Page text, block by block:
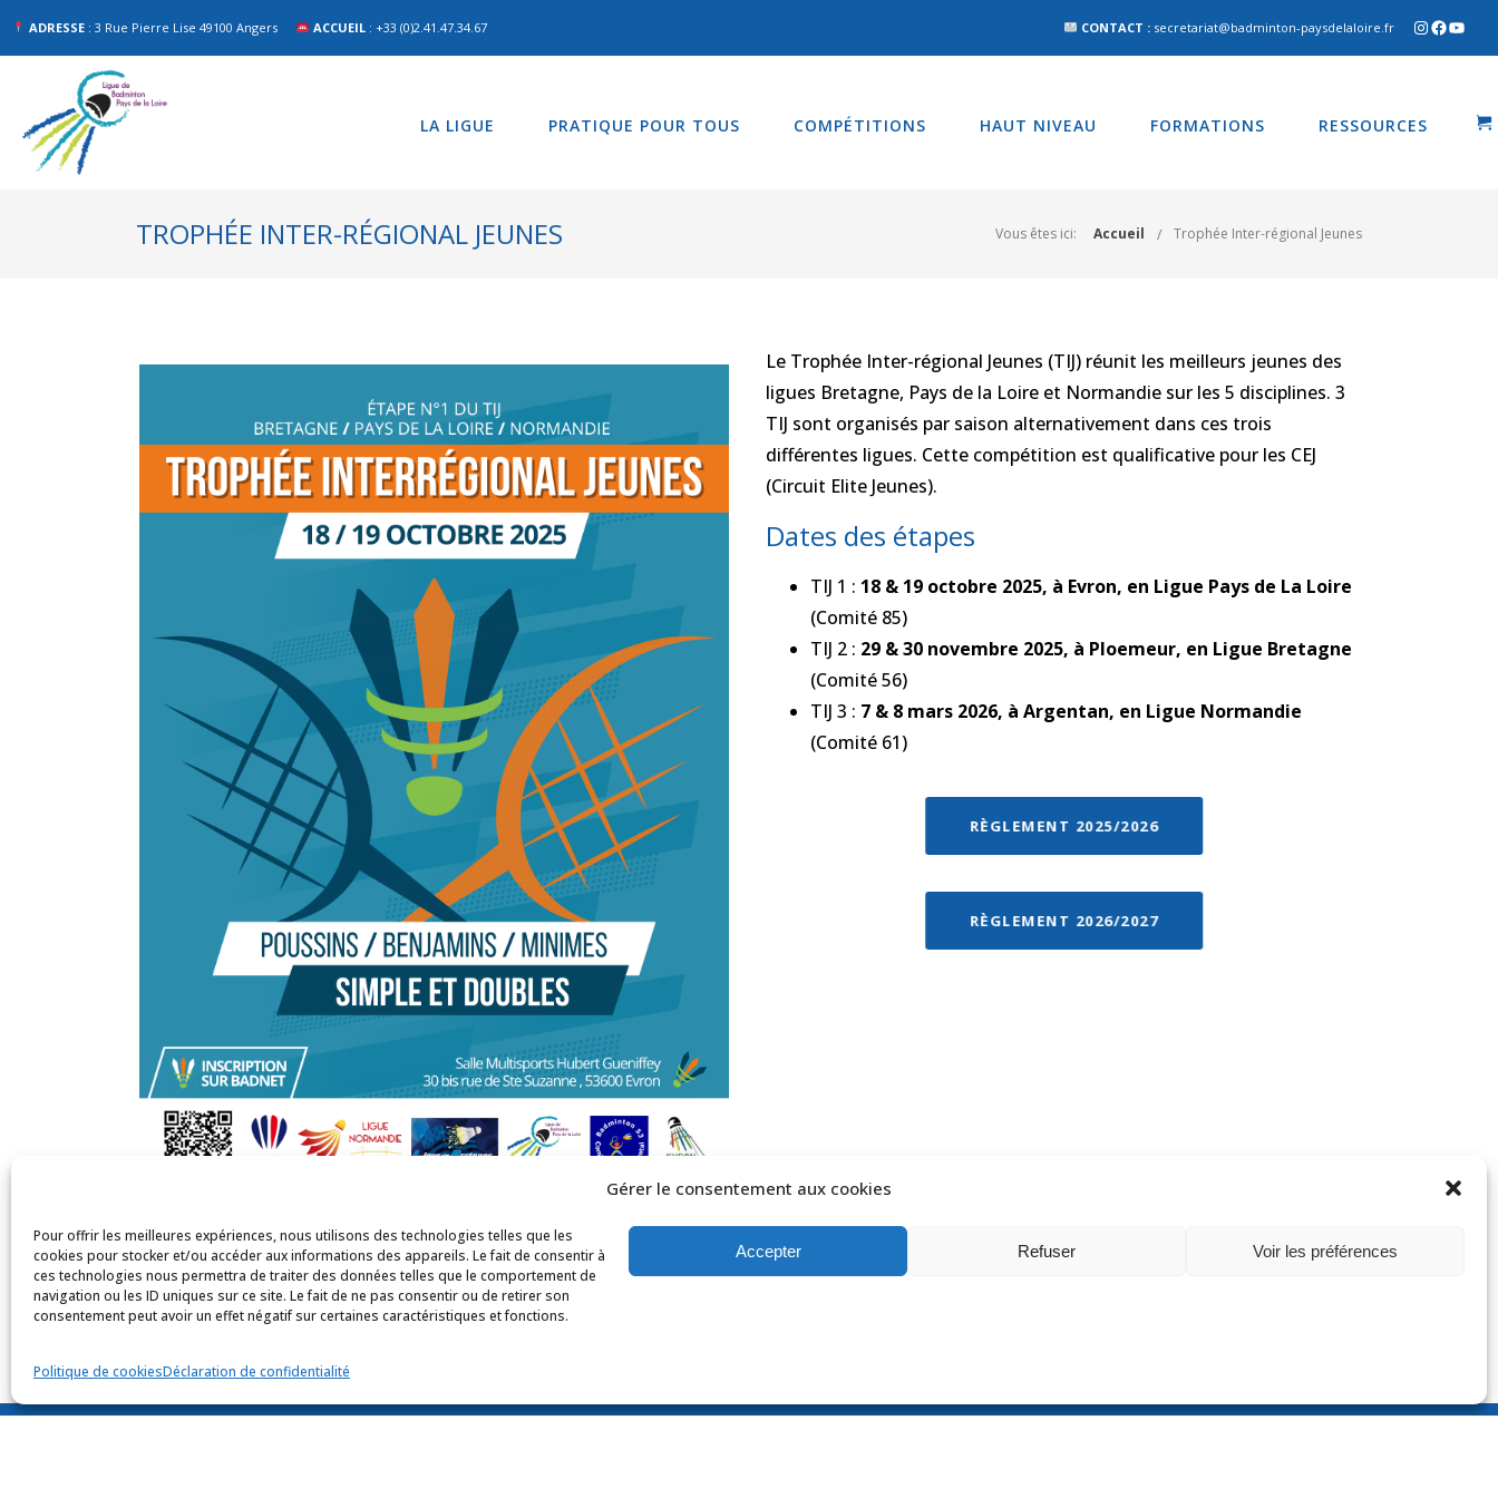
Gérer le consentement aux cookies
Pour offrir les meilleures expériences, nous utilisons des technologies telles que les
cookies pour stocker et/ou accéder aux informations des appareils. Le fait de consentir à
ces technologies nous permettra de traiter des données telles que le comportement de
navigation ou les ID uniques sur ce site. Le fait de ne pas consentir ou de retirer son
consentement peut avoir un effet négatif sur certaines caractéristiques et fonctions.
Accepter Refuser Voir les préférences
Politique de cookiesDéclaration de confidentialité
ADRESSE : 3 Rue Pierre Lise 49100 Angers ACCUEIL : +33 (0)2.41.47.34.67 CONTACT : secretariat@badminton-paysdelaloire.fr
LA LIGUE PRATIQUE POUR TOUS COMPÉTITIONS HAUT NIVEAU FORMATIONS RESSOURCES
TROPHÉE INTER-RÉGIONAL JEUNES Vous êtes ici: Accueil Trophée Inter-régional Jeunes
Le Trophée Inter-régional Jeunes (TIJ) réunit les meilleurs jeunes des
ligues Bretagne, Pays de la Loire et Normandie sur les 5 disciplines. 3
TIJ sont organisés par saison alternativement dans ces trois
différentes ligues. Cette compétition est qualificative pour les CEJ
(Circuit Elite Jeunes).
Dates des étapes
TIJ 1 : 18 & 19 octobre 2025, à Evron, en Ligue Pays de La Loire
(Comité 85)
TIJ 2 : 29 & 30 novembre 2025, à Ploemeur, en Ligue Bretagne
(Comité 56)
TIJ 3 : 7 & 8 mars 2026, à Argentan, en Ligue Normandie
(Comité 61)
RÈGLEMENT 2025/2026
RÈGLEMENT 2026/2027